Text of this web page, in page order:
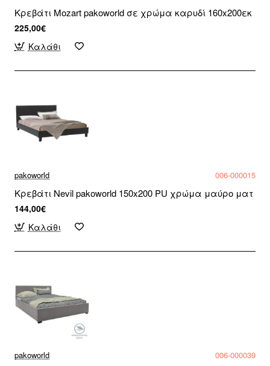
Κρεβάτι Mozart pakoworld σε χρώμα καρυδί 160x200εκ
225,00€
Καλάθι
pakoworld 006-000015
Κρεβάτι Nevil pakoworld 150x200 PU χρώμα μαύρο ματ
144,00€
Καλάθι
pakoworld 006-000039